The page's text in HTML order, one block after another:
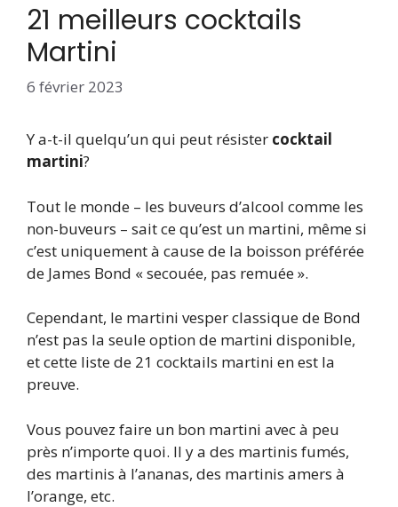
21 meilleurs cocktails
Martini
6 février 2023
Y a-t-il quelqu’un qui peut résister cocktail
martini?
Tout le monde – les buveurs d’alcool comme les
non-buveurs – sait ce qu’est un martini, même si
c’est uniquement à cause de la boisson préférée
de James Bond « secouée, pas remuée ».
Cependant, le martini vesper classique de Bond
n’est pas la seule option de martini disponible,
et cette liste de 21 cocktails martini en est la
preuve.
Vous pouvez faire un bon martini avec à peu
près n’importe quoi. Il y a des martinis fumés,
des martinis à l’ananas, des martinis amers à
l’orange, etc.